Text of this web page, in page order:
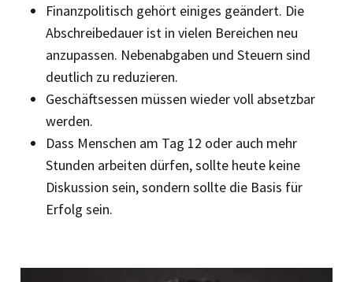
Finanzpolitisch gehört einiges geändert. Die
Abschreibedauer ist in vielen Bereichen neu
anzupassen. Nebenabgaben und Steuern sind
deutlich zu reduzieren.
Geschäftsessen müssen wieder voll absetzbar
werden.
Dass Menschen am Tag 12 oder auch mehr
Stunden arbeiten dürfen, sollte heute keine
Diskussion sein, sondern sollte die Basis für
Erfolg sein.